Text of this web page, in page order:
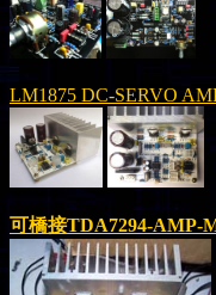
LM1875 DC-SERVO
可橋接TDA7294-AMP-